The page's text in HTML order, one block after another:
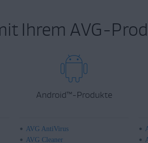
Ihrem AVG-
Android™-Produkte
AVG AntiVirus
AVG Cleaner